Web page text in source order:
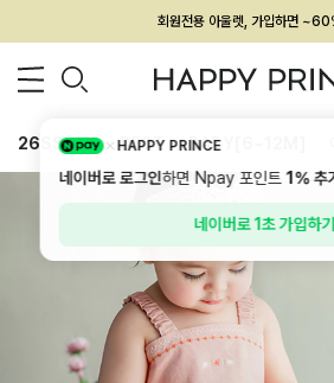
회원전용 아울렛, 가입하면
멤버십 최대 28,000원 혜
26SS 신상 BEST BABY[6~12M]
HAPPY PRINCE
네이버로 로그인하면 Npay 포인트1%추
네이버로 1초 가입하기